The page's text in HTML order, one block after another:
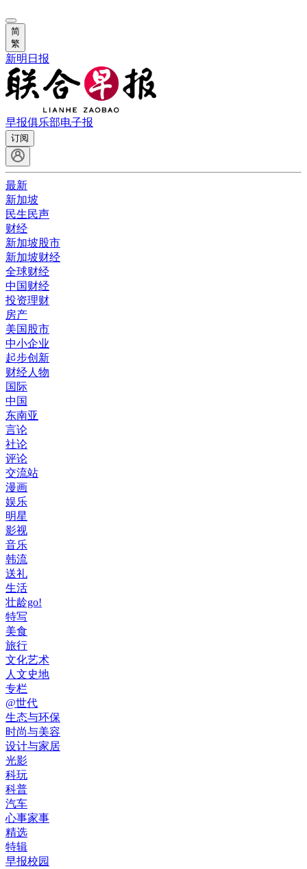
简
繁
新明日报
早报俱乐部电子报
订阅
最新
新加坡
民生民声
财经
新加坡股市
新加坡财经
全球财经
中国财经
投资理财
房产
美国股市
中小企业
起步创新
财经人物
国际
中国
东南亚
言论
社论
评论
交流站
漫画
娱乐
明星
影视
音乐
韩流
送礼
生活
壮龄go!
特写
美食
旅行
文化艺术
人文史地
专栏
@世代
生态与环保
时尚与美容
设计与家居
光影
科玩
科普
汽车
心事家事
精选
特辑
早报校园